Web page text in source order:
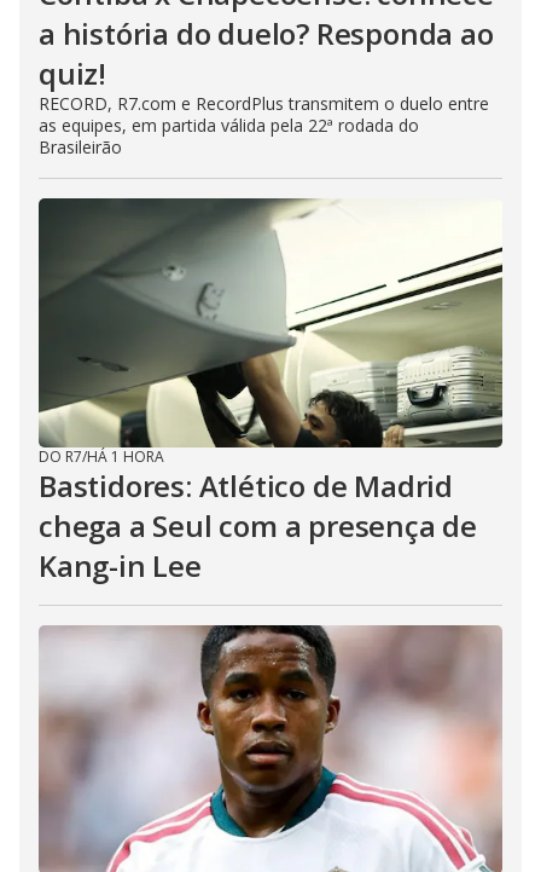
a história do duelo? Responda ao
quiz!
RECORD, R7.com e RecordPlus transmitem o duelo entre
as equipes, em partida válida pela 22ª rodada do
Brasileirão
DO R7/HÁ 1 HORA
Bastidores: Atlético de Madrid
chega a Seul com a presença de
Kang-in Lee